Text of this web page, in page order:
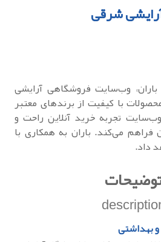
شرقی
وب‌سایت فروشگاهی آرایشی
با کیفیت از برندهای معتبر
تجربه خرید آنلاین راحت و
فراهم می‌کند. باران به همکاری با
داد.
بهداشتی